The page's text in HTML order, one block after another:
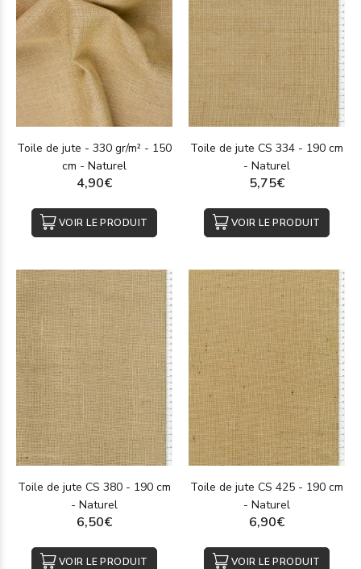
Toile de jute - 330 gr/m² - 150
cm - Naturel
4,90€
VOIR LE PRODUIT
Toile de jute CS 334 - 190 cm
- Naturel
5,75€
VOIR LE PRODUIT
Toile de jute CS 380 - 190 cm
- Naturel
6,50€
VOIR LE PRODUIT
Toile de jute CS 425 - 190 cm
- Naturel
6,90€
VOIR LE PRODUIT